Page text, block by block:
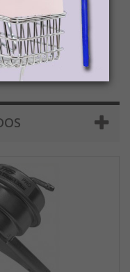
de Canarias o
un pedido en Tienda
deberán abonar el
proceder a enviar
la recogida del